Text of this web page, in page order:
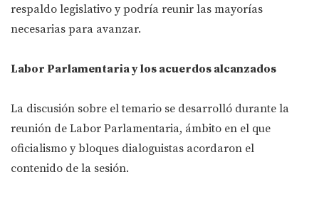
respaldo legislativo y podría reunir las mayorías
necesarias para avanzar.
Labor Parlamentaria y los acuerdos alcanzados
La discusión sobre el temario se desarrolló durante la
reunión de Labor Parlamentaria, ámbito en el que
oficialismo y bloques dialoguistas acordaron el
contenido de la sesión.